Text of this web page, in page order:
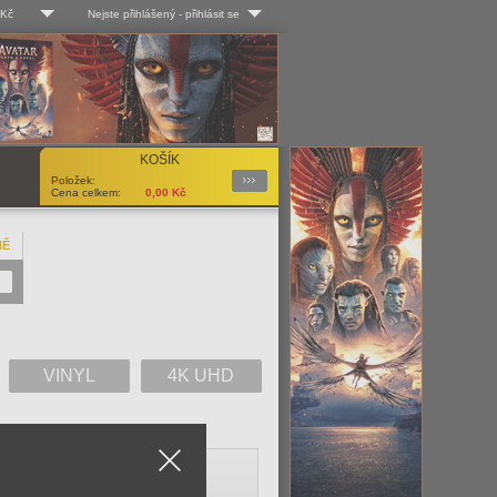
Kč
EUR
Nejste přihlášený - přihlásit se
Log-in
Uživ. jméno:
Heslo:
Registrace
KOŠÍK
Položek:
Cena celkem:
0,00 Kč
Podrobnosti
VINYL 4K UHD
Close